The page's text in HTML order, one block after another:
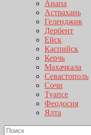
Анапа
Астрахань
Геленджик
Дербент
Ейск
Каспийск
Керчь
Махачкала
Севастополь
Сочи
Туапсе
Феодосия
Ялта